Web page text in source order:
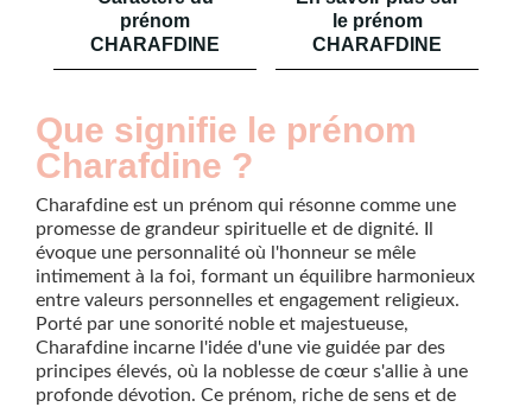
prénom
CHARAFDINE
le prénom
CHARAFDINE
Que signifie le prénom
Charafdine ?
Charafdine est un prénom qui résonne comme une
promesse de grandeur spirituelle et de dignité. Il
évoque une personnalité où l'honneur se mêle
intimement à la foi, formant un équilibre harmonieux
entre valeurs personnelles et engagement religieux.
Porté par une sonorité noble et majestueuse,
Charafdine incarne l'idée d'une vie guidée par des
principes élevés, où la noblesse de cœur s'allie à une
profonde dévotion. Ce prénom, riche de sens et de